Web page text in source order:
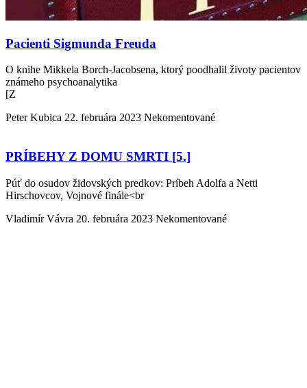
Pacienti Sigmunda Freuda
O knihe Mikkela Borch-Jacobsena, ktorý poodhalil životy pacientov
známeho psychoanalytika
[Z
Peter Kubica 22. februára 2023 Nekomentované
PRÍBEHY Z DOMU SMRTI [5.]
Púť do osudov židovských predkov: Príbeh Adolfa a Netti
Hirschovcov, Vojnové finále<br
Vladimír Vávra 20. februára 2023 Nekomentované